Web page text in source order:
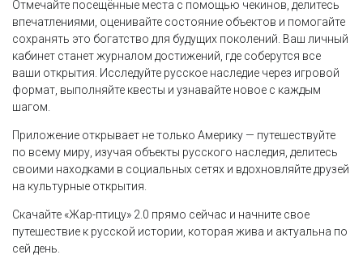
Отмечайте посещённые места с помощью чекинов, делитесь
впечатлениями, оценивайте состояние объектов и помогайте
сохранять это богатство для будущих поколений. Ваш личный
кабинет станет журналом достижений, где соберутся все
ваши открытия. Исследуйте русское наследие через игровой
формат, выполняйте квесты и узнавайте новое с каждым
шагом.
Приложение открывает не только Америку — путешествуйте
по всему миру, изучая объекты русского наследия, делитесь
своими находками в социальных сетях и вдохновляйте друзей
на культурные открытия.
Скачайте «Жар-птицу» 2.0 прямо сейчас и начните свое
путешествие к русской истории, которая жива и актуальна по
сей день.